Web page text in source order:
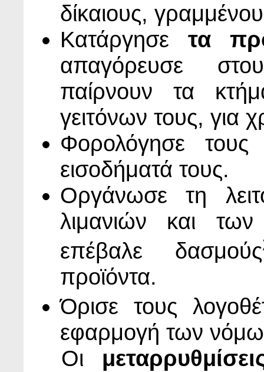
δίκαιους,
Κατάργησε τα
απαγόρευσε
παίρνουν τα
γειτόνων τους, για
Φορολόγησε
εισοδήματά τους.
Οργάνωσε τη
λιμανιών και
επέβαλε δασμούς
προϊόντα.
Όρισε τους
εφαρμογή των
Οι